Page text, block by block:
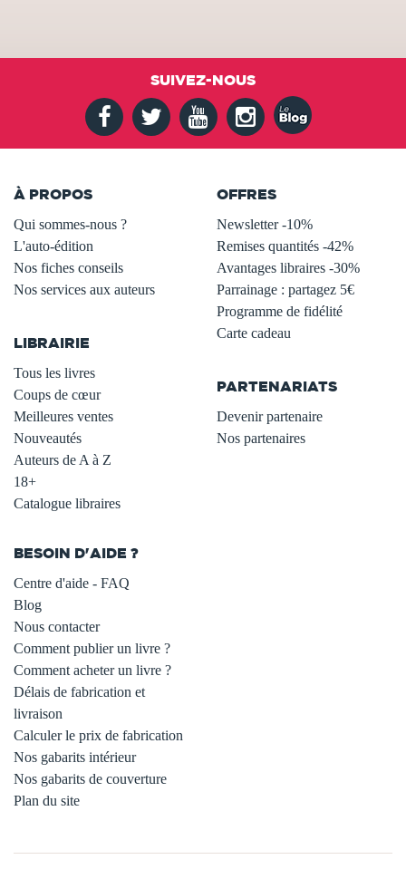
SUIVEZ-NOUS
À PROPOS
Qui sommes-nous ?
L'auto-édition
Nos fiches conseils
Nos services aux auteurs
LIBRAIRIE
Tous les livres
Coups de cœur
Meilleures ventes
Nouveautés
Auteurs de A à Z
18+
Catalogue libraires
OFFRES
Newsletter -10%
Remises quantités -42%
Avantages libraires -30%
Parrainage : partagez 5€
Programme de fidélité
Carte cadeau
PARTENARIATS
Devenir partenaire
Nos partenaires
BESOIN D'AIDE ?
Centre d'aide - FAQ
Blog
Nous contacter
Comment publier un livre ?
Comment acheter un livre ?
Délais de fabrication et
livraison
Calculer le prix de fabrication
Nos gabarits intérieur
Nos gabarits de couverture
Plan du site